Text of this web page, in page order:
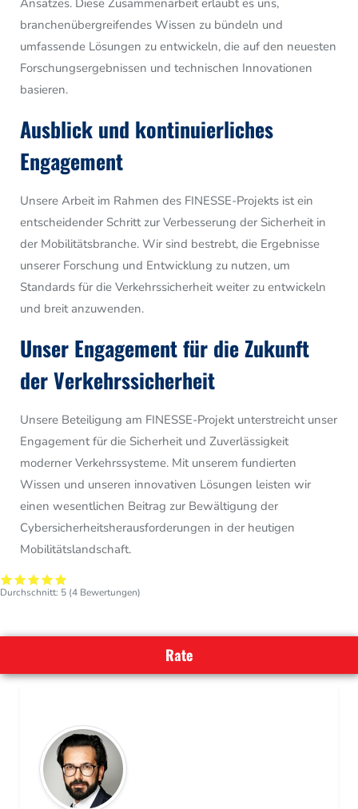
branchenübergreifendes Wissen zu bündeln und
umfassende Lösungen zu entwickeln, die auf den neuesten
Forschungsergebnissen und technischen Innovationen
basieren.
Ausblick und kontinuierliches
Engagement
Unsere Arbeit im Rahmen des FINESSE-Projekts ist ein
entscheidender Schritt zur Verbesserung der Sicherheit in
der Mobilitätsbranche. Wir sind bestrebt, die Ergebnisse
unserer Forschung und Entwicklung zu nutzen, um
Standards für die Verkehrssicherheit weiter zu entwickeln
und breit anzuwenden.
Unser Engagement für die Zukunft
der Verkehrssicherheit
Unsere Beteiligung am FINESSE-Projekt unterstreicht unser
Engagement für die Sicherheit und Zuverlässigkeit
moderner Verkehrssysteme. Mit unserem fundierten
Wissen und unseren innovativen Lösungen leisten wir
einen wesentlichen Beitrag zur Bewältigung der
Cybersicherheitsherausforderungen in der heutigen
Mobilitätslandschaft.
Durchschnitt: 5 (4 Bewertungen)